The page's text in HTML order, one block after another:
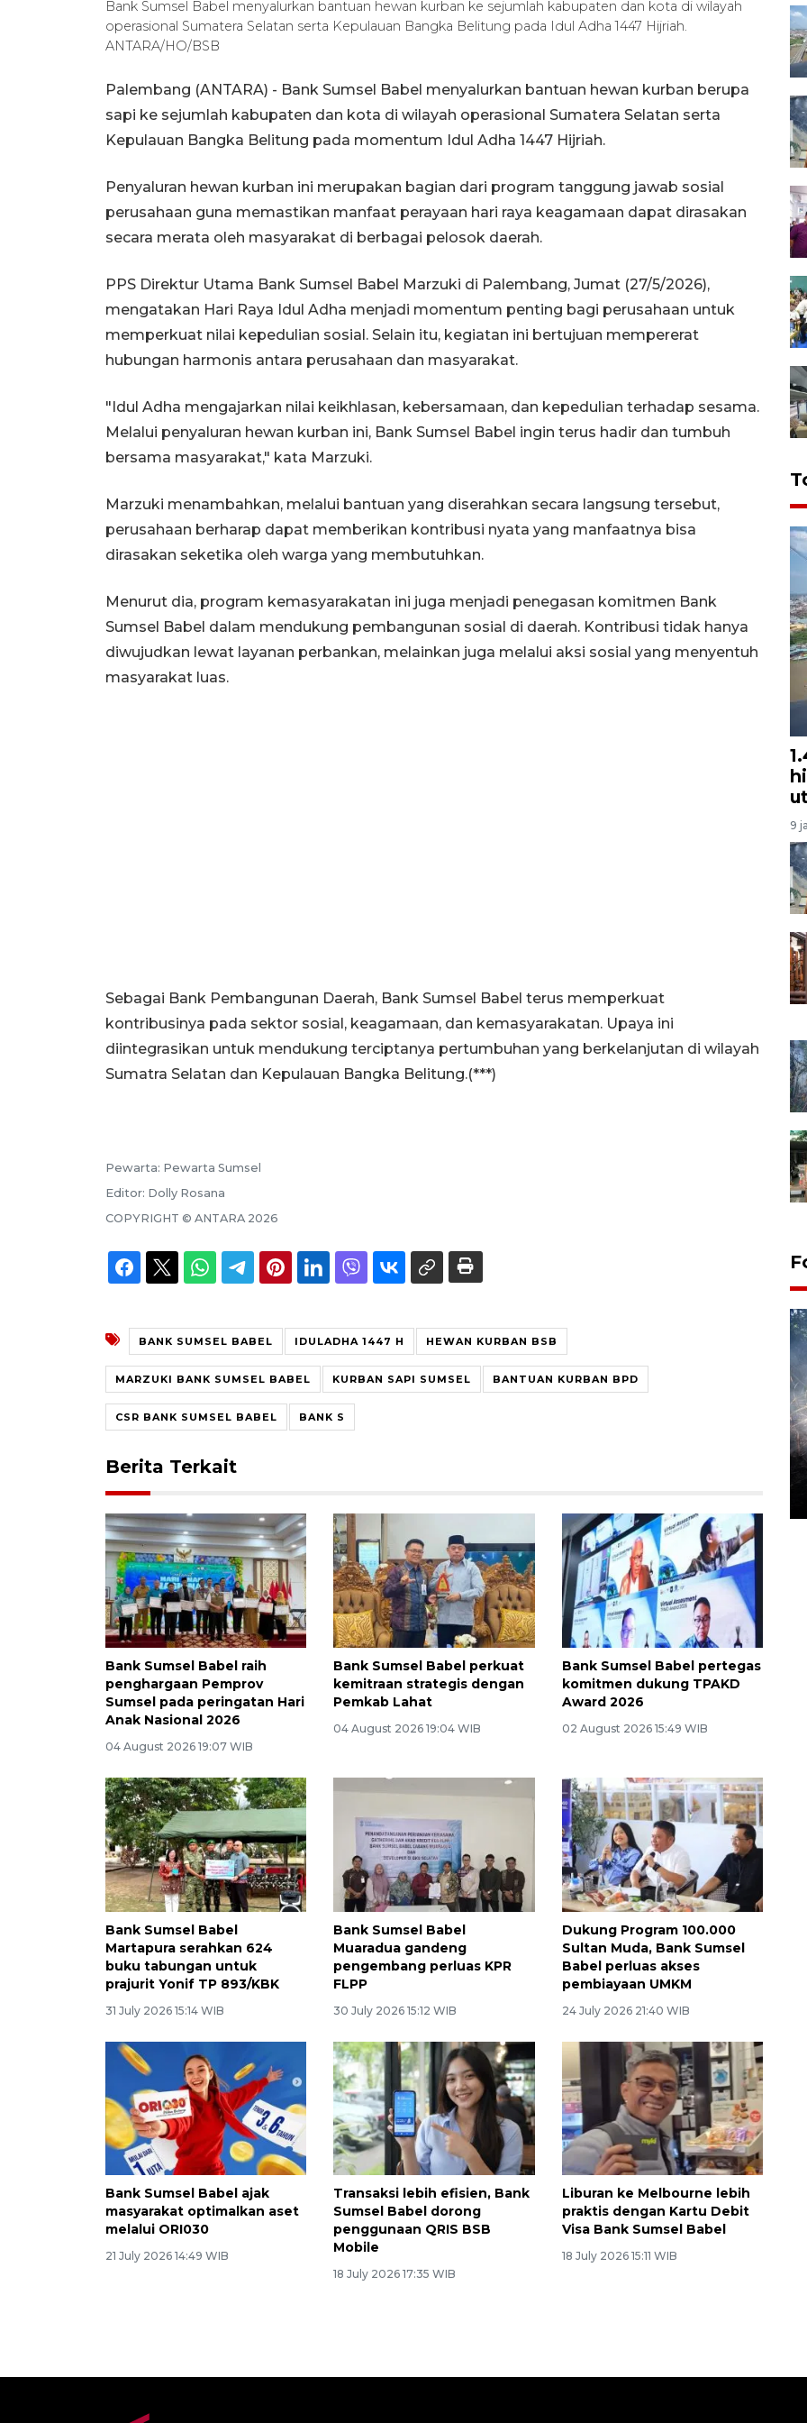
Bank Sumsel Babel menyalurkan bantuan hewan kurban ke sejumlah kabupaten dan kota di wilayah
operasional Sumatera Selatan serta Kepulauan Bangka Belitung pada Idul Adha 1447 Hijriah.
ANTARA/HO/BSB
Palembang (ANTARA) - Bank Sumsel Babel menyalurkan bantuan hewan kurban berupa
sapi ke sejumlah kabupaten dan kota di wilayah operasional Sumatera Selatan serta
Kepulauan Bangka Belitung pada momentum Idul Adha 1447 Hijriah.
Penyaluran hewan kurban ini merupakan bagian dari program tanggung jawab sosial
perusahaan guna memastikan manfaat perayaan hari raya keagamaan dapat dirasakan
secara merata oleh masyarakat di berbagai pelosok daerah.
PPS Direktur Utama Bank Sumsel Babel Marzuki di Palembang, Jumat (27/5/2026),
mengatakan Hari Raya Idul Adha menjadi momentum penting bagi perusahaan untuk
memperkuat nilai kepedulian sosial. Selain itu, kegiatan ini bertujuan mempererat
hubungan harmonis antara perusahaan dan masyarakat.
"Idul Adha mengajarkan nilai keikhlasan, kebersamaan, dan kepedulian terhadap sesama.
Melalui penyaluran hewan kurban ini, Bank Sumsel Babel ingin terus hadir dan tumbuh
bersama masyarakat," kata Marzuki.
Marzuki menambahkan, melalui bantuan yang diserahkan secara langsung tersebut,
perusahaan berharap dapat memberikan kontribusi nyata yang manfaatnya bisa
dirasakan seketika oleh warga yang membutuhkan.
Menurut dia, program kemasyarakatan ini juga menjadi penegasan komitmen Bank
Sumsel Babel dalam mendukung pembangunan sosial di daerah. Kontribusi tidak hanya
diwujudkan lewat layanan perbankan, melainkan juga melalui aksi sosial yang menyentuh
masyarakat luas.
Sebagai Bank Pembangunan Daerah, Bank Sumsel Babel terus memperkuat
kontribusinya pada sektor sosial, keagamaan, dan kemasyarakatan. Upaya ini
diintegrasikan untuk mendukung terciptanya pertumbuhan yang berkelanjutan di wilayah
Sumatra Selatan dan Kepulauan Bangka Belitung.(***)
Pewarta: Pewarta Sumsel
Editor: Dolly Rosana
COPYRIGHT © ANTARA 2026
BANK SUMSEL BABEL IDULADHA 1447 H HEWAN KURBAN BSB
MARZUKI BANK SUMSEL BABEL KURBAN SAPI SUMSEL BANTUAN KURBAN BPD
CSR BANK SUMSEL BABEL BANK S
Berita Terkait
Bank Sumsel Babel raih
penghargaan Pemprov
Sumsel pada peringatan Hari
Anak Nasional 2026
04 August 2026 19:07 WIB
Bank Sumsel Babel perkuat
kemitraan strategis dengan
Pemkab Lahat
04 August 2026 19:04 WIB
Bank Sumsel Babel pertegas
komitmen dukung TPAKD
Award 2026
02 August 2026 15:49 WIB
Bank Sumsel Babel
Martapura serahkan 624
buku tabungan untuk
prajurit Yonif TP 893/KBK
31 July 2026 15:14 WIB
Bank Sumsel Babel
Muaradua gandeng
pengembang perluas KPR
FLPP
30 July 2026 15:12 WIB
Dukung Program 100.000
Sultan Muda, Bank Sumsel
Babel perluas akses
pembiayaan UMKM
24 July 2026 21:40 WIB
Bank Sumsel Babel ajak
masyarakat optimalkan aset
melalui ORI030
21 July 2026 14:49 WIB
Transaksi lebih efisien, Bank
Sumsel Babel dorong
penggunaan QRIS BSB
Mobile
18 July 2026 17:35 WIB
Liburan ke Melbourne lebih
praktis dengan Kartu Debit
Visa Bank Sumsel Babel
18 July 2026 15:11 WIB
9